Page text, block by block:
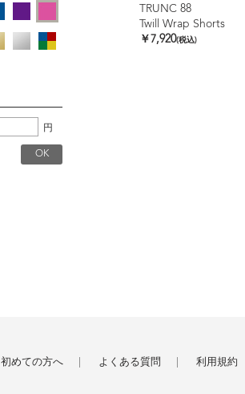
円
TRUNC 88
Twill Wrap Shorts
￥7,920(税込)
初めての方へ よくある質問 利用規約